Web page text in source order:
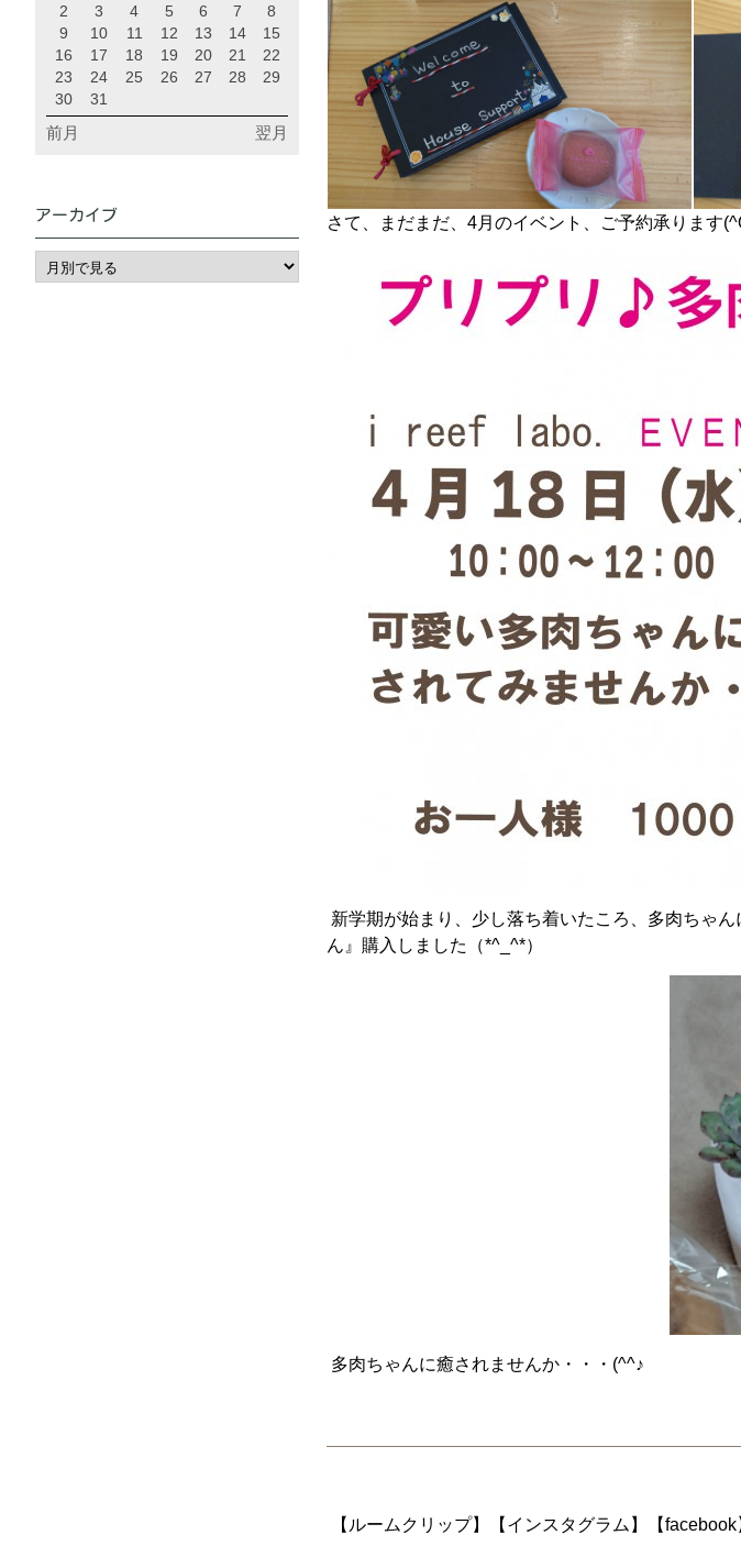
さて、まだまだ、4月のイベント、ご予約承ります
新学期が始まり、少し落ち着いたころ、多肉ちゃ
ん』購入しました（*^_^*）
多肉ちゃんに癒されませんか・・・(^^♪
【ルームクリップ】【インスタグラム】【facebook
2
3 4 5 6 7
8
9
10 11 12 13 14
15
16
17 18 19 20 21
22
23
24 25 26 27 28
29
30
31
前月 翌月
アーカイブ